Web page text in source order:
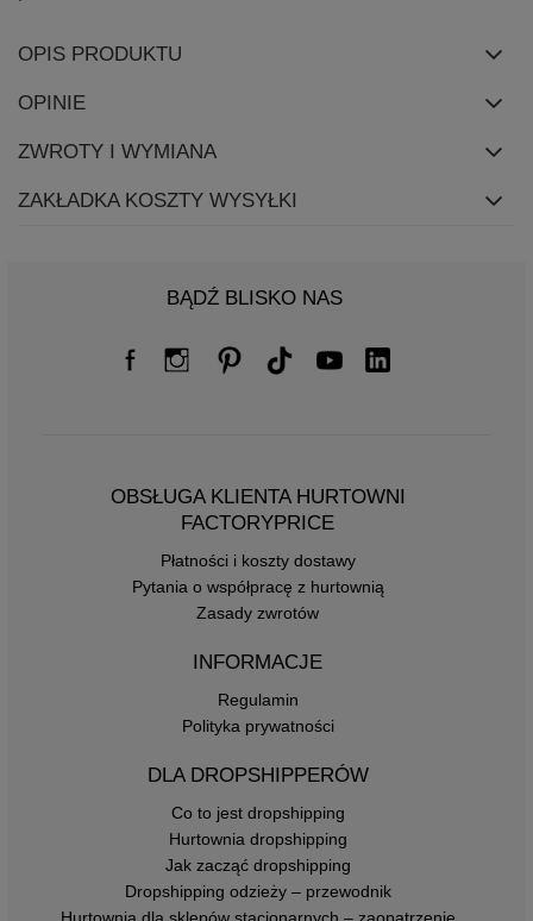
OPIS PRODUKTU
OPINIE
ZWROTY I WYMIANA
ZAKŁADKA KOSZTY WYSYŁKI
BĄDŹ BLISKO NAS
OBSŁUGA KLIENTA HURTOWNI
FACTORYPRICE
Płatności i koszty dostawy
Pytania o współpracę z hurtownią
Zasady zwrotów
INFORMACJE
Regulamin
Polityka prywatności
DLA DROPSHIPPERÓW
Co to jest dropshipping
Hurtownia dropshipping
Jak zacząć dropshipping
Dropshipping odzieży – przewodnik